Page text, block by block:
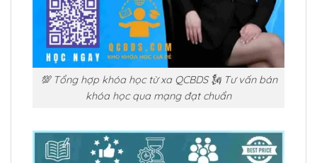
💯 Tổng hợp khóa học từ xa QCBDS 🗽 Tư vấn bán
khóa học qua mạng đạt chuẩn